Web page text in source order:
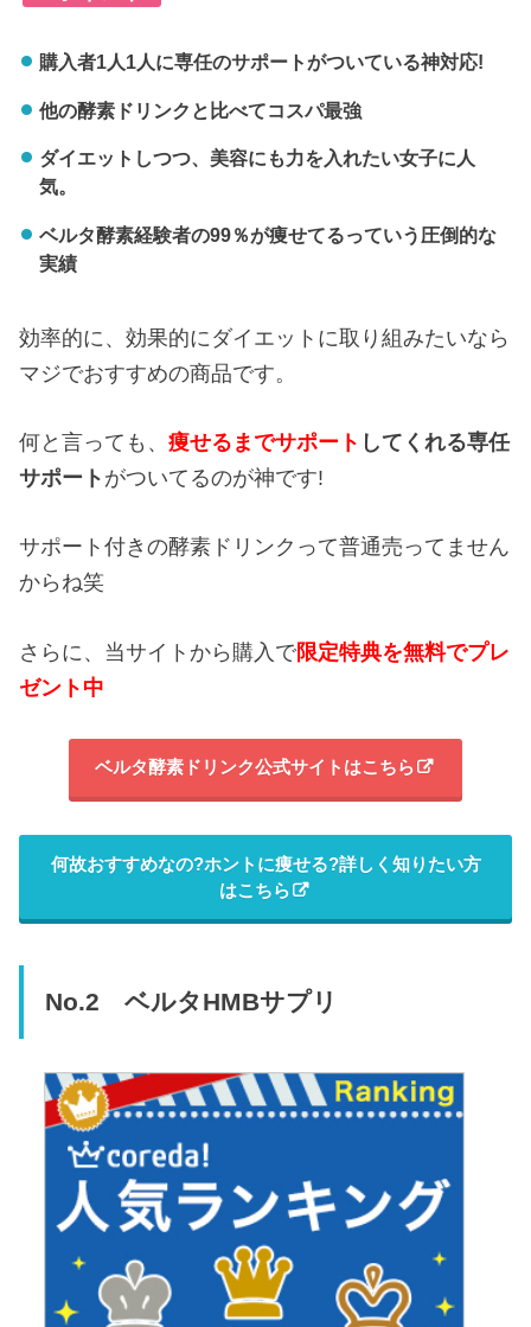
購入者1人1人に専任のサポートがついている神対応!
他の酵素ドリンクと比べてコスパ最強
ダイエットしつつ、美容にも力を入れたい女子に人
気。
ベルタ酵素経験者の99％が痩せてるっていう圧倒的な
実績
効率的に、効果的にダイエットに取り組みたいなら
マジでおすすめの商品です。
何と言っても、痩せるまでサポート してくれる専任
サポート がついてるのが神です!
サポート付きの酵素ドリンクって普通売ってません
からね笑
さらに、当サイトから購入で限定特典を無料でプレ
ゼント中
ベルタ酵素ドリンク公式サイトはこちら
何故おすすめなの?ホントに痩せる?詳しく知りたい方
はこちら
No.2 ベルタHMBサプリ